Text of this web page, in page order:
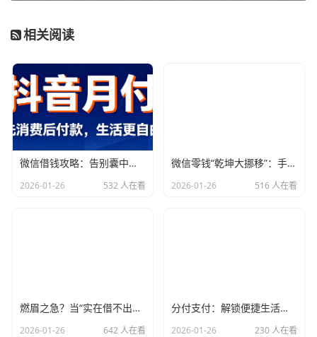
账单，到期后要求用户按时还款，否则会产生逾期费用和影
日之前，将应还款项还清，保持良好的信用记录。
花呗的还款方式及其限制
花呗的还款方式相对多样，主要包括以下几种：
绑定银行卡自动还款：用户可以在支付宝中绑定银行卡，开
有官方直接提现到银行卡的功能。据支付宝的解释，花呗核
心价值在于为用户提供信用支付便利，而非现金借贷或提现
相关阅读
微信借钱攻略：告别囊中羞涩，指尖上的“救命稻草”！
2026-01-26 532 人在看
微信零钱“乾坤大挪移”：手把手教你借到急需的“小金库”
2026-01-26 516 人在看
燃眉之急？当“实在借不出钱”成为现实，这些“秘密通道”或许能帮你
2026-01-26 642 人在看
分付支付：解锁便捷生活，让每一次消费都随心而欲
2026-01-26 230 人在看